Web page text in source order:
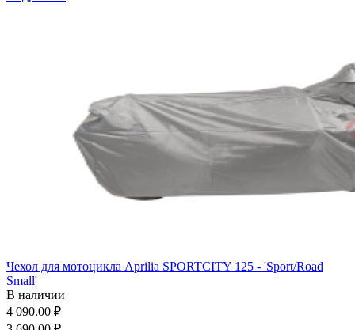
Чехол для мотоцикла Aprilia SPORTCITY 125 - 'Sport/Road
Small'
В наличии
4 090.00 ₽